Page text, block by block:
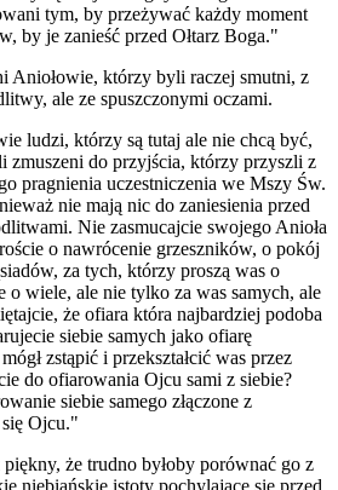
tym, by przeżywać każdy moment
by je zanieść przed Ołtarz Boga."
Aniołowie, którzy byli raczej smutni, z
ale ze spuszczonymi oczami.
ludzi, którzy są tutaj ale nie chcą być,
zmuszeni do przyjścia, którzy przyszli z
pragnienia uczestniczenia we Mszy Św.
nie mają nic do zaniesienia przed
Nie zasmucajcie swojego Anioła
o nawrócenie grzeszników, o pokój
za tych, którzy proszą was o
o wiele, ale nie tylko za was samych, ale
że ofiara która najbardziej podoba
siebie samych jako ofiarę
zstąpić i przekształcić was przez
do ofiarowania Ojcu sami z siebie?
siebie samego złączone z
się Ojcu."
że trudno byłoby porównać go z